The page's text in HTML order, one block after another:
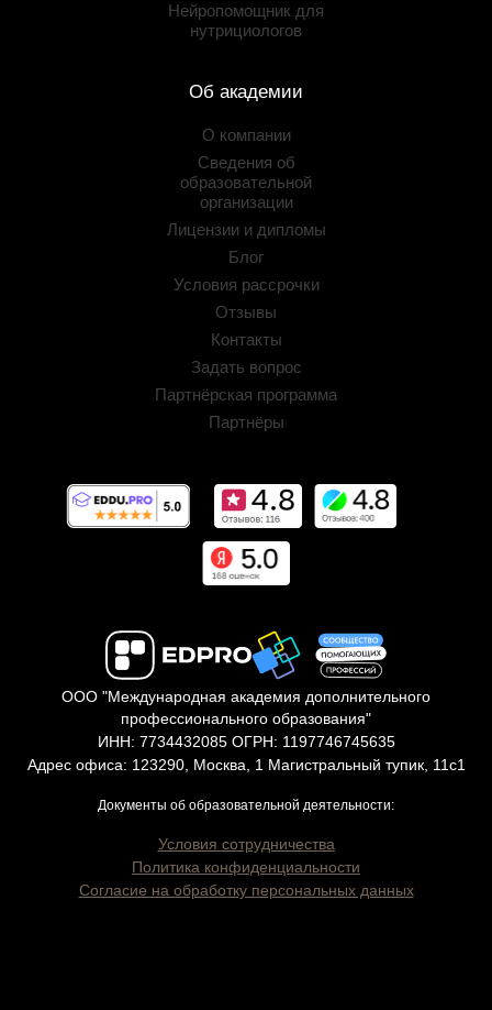
Нейропомощник для
нутрициологов
Об академии
О компании
Сведения об
образовательной
организации
Лицензии и дипломы
Блог
Условия рассрочки
Отзывы
Контакты
Задать вопрос
Партнёрская программа
Партнёры
ООО "Международная академия дополнительного
профессионального образования"
ИНН: 7734432085 ОГРН: 1197746745635
Адрес офиса: 123290, Москва, 1 Магистральный тупик, 11с1
Документы об образовательной деятельности:
Условия сотрудничества
Политика конфиденциальности
Согласие на обработку персональных данных